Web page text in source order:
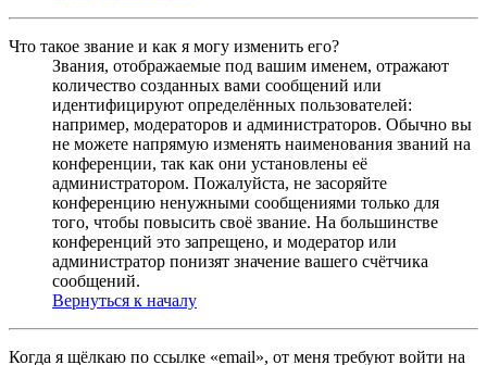
Что такое звание и как я могу изменить его?
Звания, отображаемые под вашим именем, отражают
количество созданных вами сообщений или
идентифицируют определённых пользователей:
например, модераторов и администраторов. Обычно вы
не можете напрямую изменять наименования званий на
конференции, так как они установлены её
администратором. Пожалуйста, не засоряйте
конференцию ненужными сообщениями только для
того, чтобы повысить своё звание. На большинстве
конференций это запрещено, и модератор или
администратор понизят значение вашего счётчика
сообщений.
Вернуться к началу
Когда я щёлкаю по ссылке «email», от меня требуют войти на